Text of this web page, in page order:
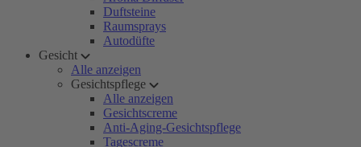
Duftsteine
Raumsprays
Autodüfte
Gesicht
Alle anzeigen
Gesichtspflege
Alle anzeigen
Gesichtscreme
Anti-Aging-Gesichtspflege
Tagescreme